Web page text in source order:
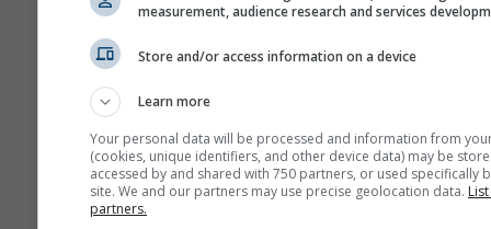
measurement, audience research and services
Store and/or access information on a device
Learn more
Your personal data will be processed and information from
(cookies, unique identifiers, and other device data) may be
accessed by and shared with 750 partners, or used specifically
site. We and our partners may use precise geolocation data.
partners.